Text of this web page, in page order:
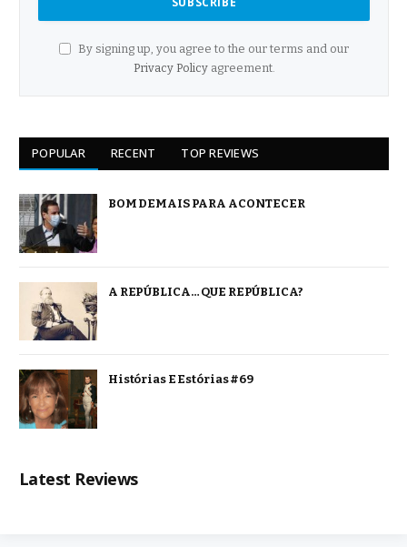
By signing up, you agree to the our terms and our
Privacy Policyagreement.
POPULAR RECENT TOP REVIEWS
BOM DEMAIS PARA ACONTECER
A REPÚBLICA… QUE REPÚBLICA?
Histórias E Estórias #69
Latest Reviews